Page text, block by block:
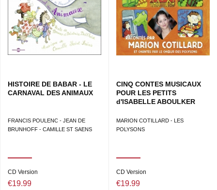
HISTOIRE DE BABAR - LE
CARNAVAL DES ANIMAUX
FRANCIS POULENC - JEAN DE
BRUNHOFF - CAMILLE ST SAENS
CD Version
€19.99
CINQ CONTES MUSICAUX
POUR LES PETITS
d'ISABELLE ABOULKER
MARION COTILLARD - LES
POLYSONS
CD Version
€19.99